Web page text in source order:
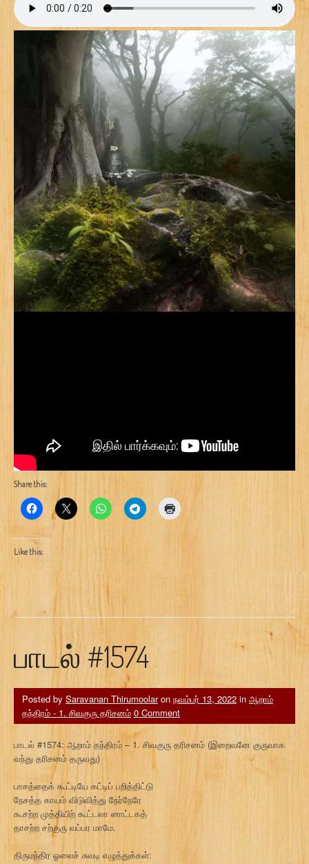
Share this:
Like this:
பாடல் #1574
Posted by Saravanan Thirumoolaron நவம்பர் 13, 2022 in ஆறாம்
தந்திரம் - 1. சிவகுரு தரிசனம் 0 Comment
பாடல் #1574: ஆறாம் தந்திரம் – 1. சிவகுரு தரிசனம் (இறைவனே குருவாக
வந்து தரிசனம் தருவது)
பாசத்தைக் கூட்டியே கட்டிப் பறித்திட்டு
நேசத்த காயம் விடுவித்து நேர்நேரே
கூசற்ற முத்தியிற் கூட்டலா னாட்டகத்
தாசற்ற சற்குரு வப்பர மாமே.
திருமந்திர ஓலைச் சுவடி எழுத்துக்கள்: